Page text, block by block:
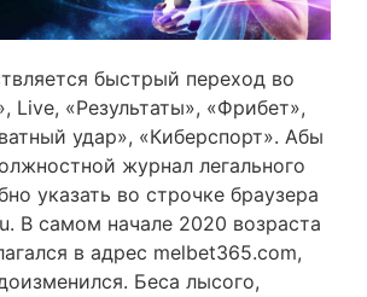
быстрый переход во
Live, «Результаты», «Фрибет»,
удар», «Киберспорт». Абы
журнал легального
указать во строчке браузера
В самом начале 2020 возраста
в адрес melbet365.com,
Беса лысого,